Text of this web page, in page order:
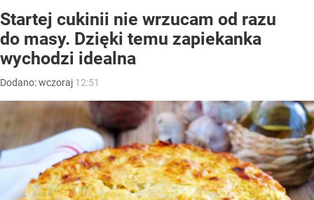
Startej cukinii nie wrzucam od razu
do masy. Dzięki temu zapiekanka
wychodzi idealna
Dodano:wczoraj 12:51